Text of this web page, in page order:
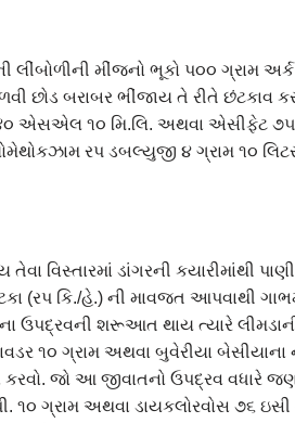
લીંબોળીની મીંજનો ભૂકો પ૦૦ ગ્રામ
છોડ બરાબર ભીંજાય તે રીતે છંટકાવ
૪૦ એસએલ ૧૦ મિ.લિ. અથવા એસીફેટ
રપ ડબલ્યુજી ૪ ગ્રામ ૧૦ લિટર
વિસ્તારમાં ડાંગરની કયારીમાંથી પાણી
ટકા (રપ કિ./હે.) ની માવજત આપવાથી
ઉપદ્રવની શરૂઆત થાય ત્યારે
૧૦ ગ્રામ અથવા બુવેરીયા બેસીયાના
જો આ જીવાતનો ઉપદ્રવ વધારે
ગ્રામ અથવા ડાયકલોરવોસ ૭૬ ઇસી